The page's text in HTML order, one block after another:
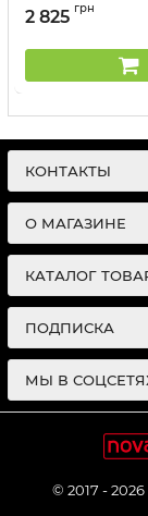
2 825 грн
КОНТАКТЫ
О МАГАЗИНЕ
КАТАЛОГ
ПОДПИСКА
МЫ В
© 2017 - 2026